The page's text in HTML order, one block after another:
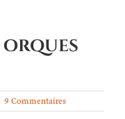
orques
9 Commentaires